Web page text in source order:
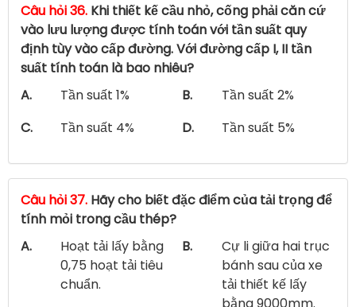
Câu hỏi 36. Khi thiết kế cầu nhỏ, cống phải căn cứ
vào lưu lượng được tính toán với tần suất quy
định tùy vào cấp đường. Với đường cấp I, II tần
suất tính toán là bao nhiêu?
A.
Tần suất 1% B.
Tần suất 2%
C.
Tần suất 4% D. Tần suất 5%
Câu hỏi 37. Hãy cho biết đặc điểm của tải trọng để
tính mỏi trong cầu thép?
A.
Hoạt tải lấy bằng
0,75 hoạt tải tiêu
chuẩn.
B.
Cự li giữa hai trục
bánh sau của xe
tải thiết kế lấy
bằng 9000mm.